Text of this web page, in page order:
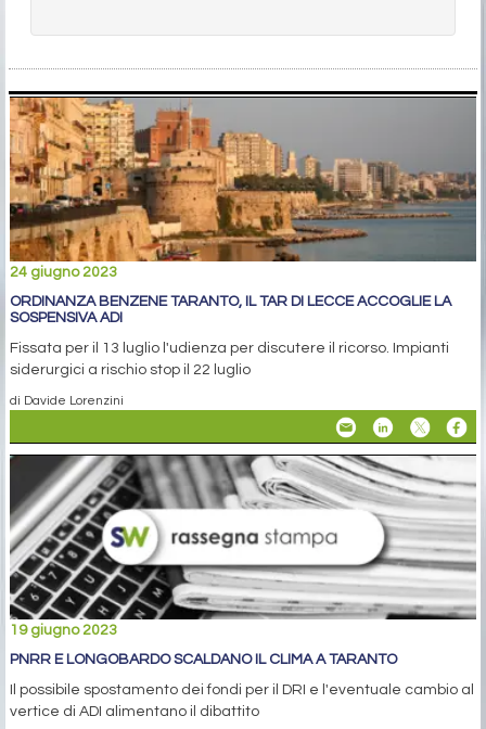
24 giugno 2023
ORDINANZA BENZENE TARANTO, IL TAR DI LECCE ACCOGLIE LA
SOSPENSIVA ADI
Fissata per il 13 luglio l'udienza per discutere il ricorso. Impianti
siderurgici a rischio stop il 22 luglio
di Davide Lorenzini
19 giugno 2023
PNRR E LONGOBARDO SCALDANO IL CLIMA A TARANTO
Il possibile spostamento dei fondi per il DRI e l'eventuale cambio al
vertice di ADI alimentano il dibattito